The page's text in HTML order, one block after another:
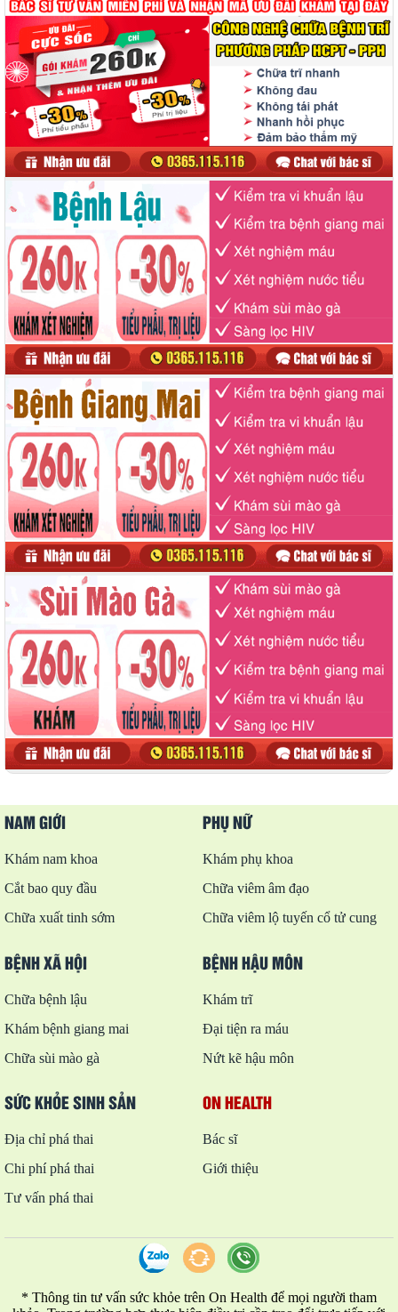
NAM GIỚI
Khám nam khoa
Cắt bao quy đầu
Chữa xuất tinh sớm
PHỤ NỮ
Khám phụ khoa
Chữa viêm âm đạo
Chữa viêm lộ tuyến cổ tử cung
BỆNH XÃ HỘI
Chữa bệnh lậu
Khám bệnh giang mai
Chữa sùi mào gà
BỆNH HẬU MÔN
Khám trĩ
Đại tiện ra máu
Nứt kẽ hậu môn
SỨC KHỎE SINH SẢN
Địa chỉ phá thai
Chi phí phá thai
Tư vấn phá thai
ON HEALTH
Bác sĩ
Giới thiệu
* Thông tin tư vấn sức khỏe trên On Health để mọi người tham